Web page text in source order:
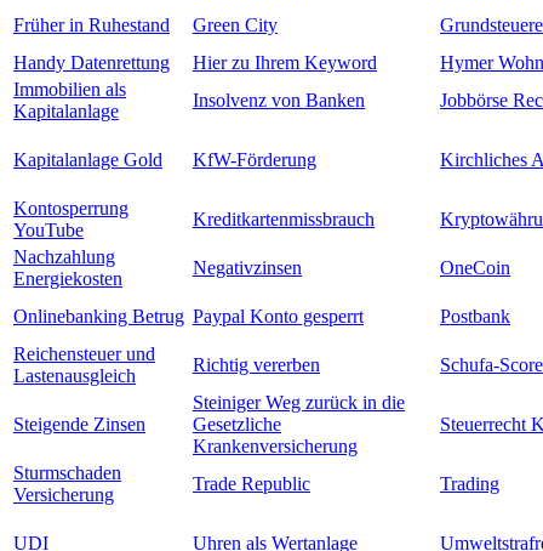
Früher in Ruhestand
Green City
Handy Datenrettung
Hier zu Ihrem Keyword
Hymer
Immobilien als
Kapitalanlage
Insolvenz von Banken Jobbörse
Kapitalanlage Gold KfW-Förderung Kirchliches
Kontosperrung
YouTube
Kreditkartenmissbrauch
Nachzahlung
Energiekosten
Negativzinsen OneCoin
Onlinebanking Betrug Paypal Konto gesperrt
Postbank
Reichensteuer und
Lastenausgleich
Richtig vererben Schufa-Score
Steigende Zinsen
Steiniger Weg zurück in die
Gesetzliche
Krankenversicherung
Steuerrecht
Sturmschaden
Versicherung
Trade Republic Trading
UDI Uhren als Wertanlage